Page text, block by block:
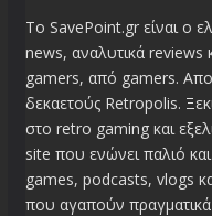
Το SavePoint.gr είναι ο
news, αναλυτικά
gamers, από gamers.
δεκαετούς Retropolis.
στο retro gaming και
site που ενώνει παλιό
games, podcasts, vlogs
που αγαπούν